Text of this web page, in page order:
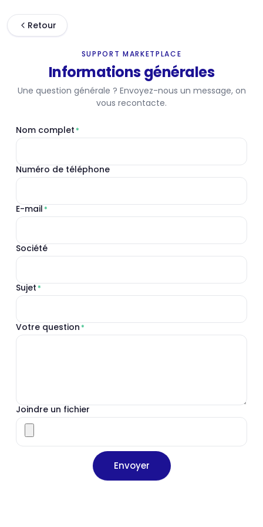
Retour
SUPPORT MARKETPLACE
Informations générales
Une question générale ? Envoyez-nous un message, on
vous recontacte.
Nom complet *
Numéro de téléphone
E-mail *
Société
Sujet *
Votre question *
Joindre un fichier
Envoyer